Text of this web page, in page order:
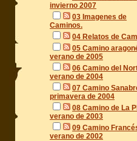
invierno 2007
03 Imagenes de
Caminos.
04 Relatos de
05 Camino
verano de 2005
06 Camino del
verano de 2004
07 Camino
primavera de 2004
08 Camino de La
verano de 2003
09 Camino
verano de 2002